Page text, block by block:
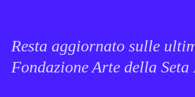
Resta aggiornato sulle
Fondazione Arte della Seta